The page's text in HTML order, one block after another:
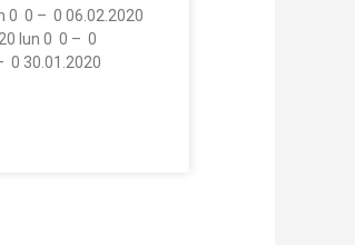
 0 –  0 06.02.2020
lun 0  0 –  0
 0 30.01.2020